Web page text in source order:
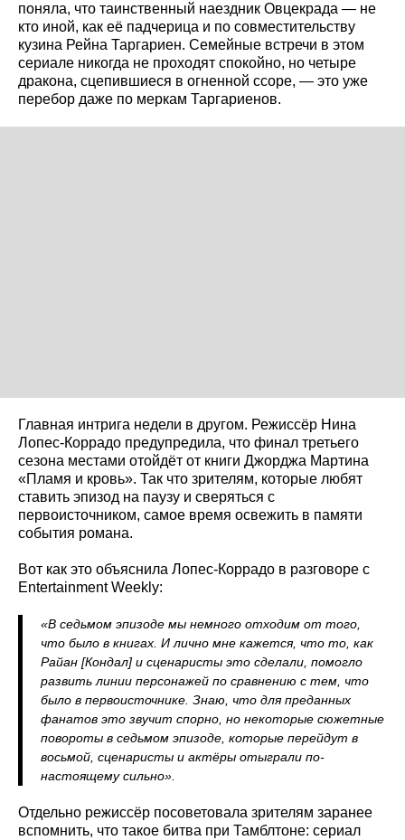
поняла, что таинственный наездник Овцекрада — не
кто иной, как её падчерица и по совместительству
кузина Рейна Таргариен. Семейные встречи в этом
сериале никогда не проходят спокойно, но четыре
дракона, сцепившиеся в огненной ссоре, — это уже
перебор даже по меркам Таргариенов.
Главная интрига недели в другом. Режиссёр Нина
Лопес-Коррадо предупредила, что финал третьего
сезона местами отойдёт от книги Джорджа Мартина
«Пламя и кровь». Так что зрителям, которые любят
ставить эпизод на паузу и сверяться с
первоисточником, самое время освежить в памяти
события романа.
Вот как это объяснила Лопес-Коррадо в разговоре с
Entertainment Weekly:
«В седьмом эпизоде мы немного отходим от того,
что было в книгах. И лично мне кажется, что то, как
Райан [Кондал] и сценаристы это сделали, помогло
развить линии персонажей по сравнению с тем, что
было в первоисточнике. Знаю, что для преданных
фанатов это звучит спорно, но некоторые сюжетные
повороты в седьмом эпизоде, которые перейдут в
восьмой, сценаристы и актёры отыграли по-
настоящему сильно».
Отдельно режиссёр посоветовала зрителям заранее
вспомнить, что такое битва при Тамблтоне: сериал